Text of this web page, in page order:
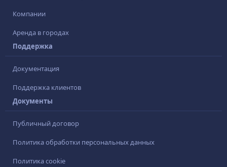
Компании
Аренда в городах
Поддержка
Документация
Поддержка клиентов
Документы
Публичный договор
Политика обработки персональных данных
Политика cookie